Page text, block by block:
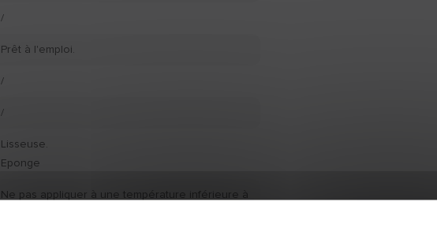
/
Prêt à l'emploi.
/
/
Lisseuse.
Eponge
Ne pas appliquer à une température inférieure à